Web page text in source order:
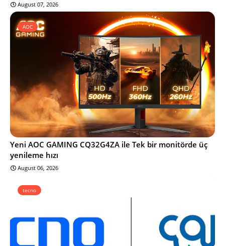
August 07, 2026
AOC
Yeni AOC GAMING CQ32G4ZA ile Tek bir monitörde üç
yenileme hızı
August 06, 2026
tecno